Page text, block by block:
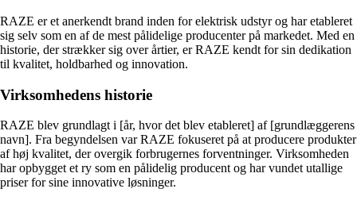
RAZE er et anerkendt brand inden for elektrisk udstyr og har etableret
sig selv som en af ​​de mest pålidelige producenter på markedet. Med en
historie, der strækker sig over årtier, er RAZE kendt for sin dedikation
til kvalitet, holdbarhed og innovation.
Virksomhedens historie
RAZE blev grundlagt i [år, hvor det blev etableret] af [grundlæggerens
navn]. Fra begyndelsen var RAZE fokuseret på at producere produkter
af høj kvalitet, der overgik forbrugernes forventninger. Virksomheden
har opbygget et ry som en pålidelig producent og har vundet utallige
priser for sine innovative løsninger.